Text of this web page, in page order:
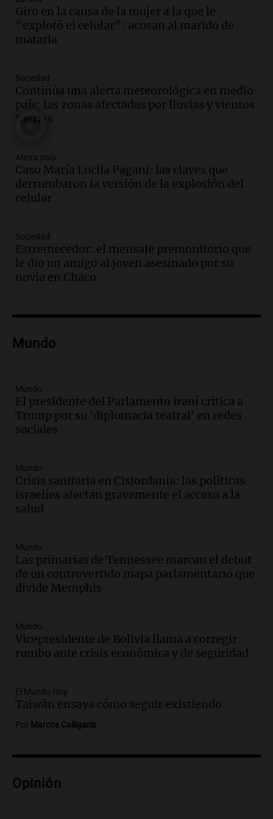
más femicidios del país, según informe
de Casa del Encuentro
Panorama Federal
viviendas paralizadas tras el cierre de
Procrear en la provincia
Panorama Federal
Episodios
propiedad privada genera preocupación
y críticas entre senadores
Panorama Federal
Episodios
un pilar cultural y social según Antonio
Marocco
Panorama Federal
Episodios
custodia en Salta
Episodios
importantes
Editorial
Episodios
Audio.
día del niño.
La Argentina Posible
Episodios
Audio.
La Argentina Posible
Episodios
Audio.El 80% de los ejecutivos espera
una mejora económica, pero modera
Ahora país
Episodios
Audio.Walter Mazzanti en Cadena 3
Deportes Rosario
Episodios
Audio.Avanza el juicio a Oscar González
sobre el accidente
Episodios
Giro en la causa de la mujer a la que le
“explotó el celular”: acusan al marido de
matarla
Sociedad
Continúa una alerta meteorológica en medio
país: las zonas afectadas por lluvias y vientos
fuertes
Ahora país
Caso María Lucila Pagani: las claves que
derrumbaron la versión de la explosión del
celular
Sociedad
Estremecedor: el mensaje premonitorio que
le dio un amigo al joven asesinado por su
novia en Chaco
Mundo
Mundo
El presidente del Parlamento iraní critica a
Trump por su 'diplomacia teatral' en redes
sociales
Mundo
Crisis sanitaria en Cisjordania: las políticas
israelíes afectan gravemente el acceso a la
salud
Mundo
Las primarias de Tennessee marcan el debut
de un controvertido mapa parlamentario que
divide Memphis
Mundo
Vicepresidente de Bolivia llama a corregir
rumbo ante crisis económica y de seguridad
El Mundo Hoy
Taiwán ensaya cómo seguir existiendo
Por Marcos Calligaris
Opinión